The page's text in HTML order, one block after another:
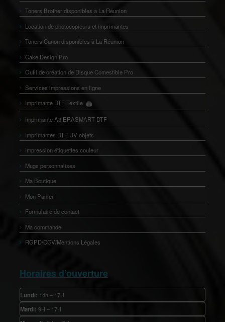
Toners Brother disponibles à La Réunion
Location de photocopieurs et imprimantes
Toners Canon disponibles à La Réunion
Cake Design Pro
Outil de création de Disque Comestible Pro
Services impressions en ligne
Imprimante DTF Textile 🖨️
👕
Imprimante A3 ERASMART DTF
Imprimantes DTF UV objets
Impression étiquettes couleur
Mugs personnalises
Ma Boutique
Mon Panier
Formulaire de contact
Ma commande
RGPD/CGV/Mentions Légales
Horaires d’ouverture
Lundi: 14h – 17H
Mardi: 9H – 17H